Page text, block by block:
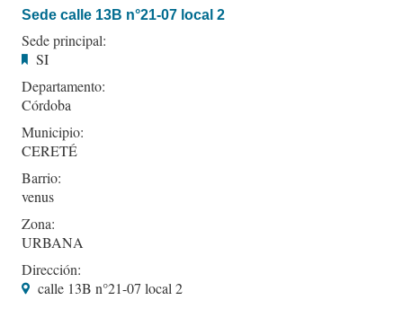
Sede calle 13B n°21-07 local 2
Sede principal:
SI
Departamento:
Córdoba
Municipio:
CERETÉ
Barrio:
venus
Zona:
URBANA
Dirección:
calle 13B n°21-07 local 2